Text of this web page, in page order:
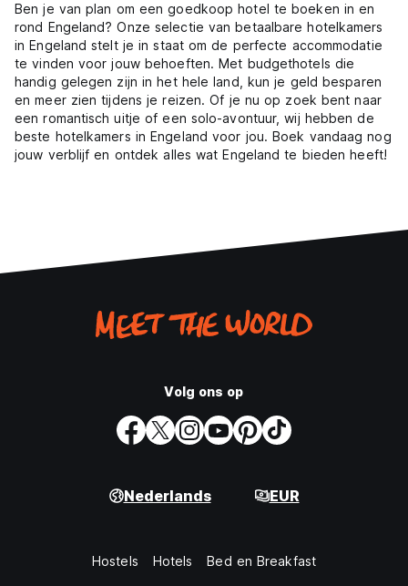
Ben je van plan om een goedkoop hotel te boeken in en
rond Engeland? Onze selectie van betaalbare hotelkamers
in Engeland stelt je in staat om de perfecte accommodatie
te vinden voor jouw behoeften. Met budgethotels die
handig gelegen zijn in het hele land, kun je geld besparen
en meer zien tijdens je reizen. Of je nu op zoek bent naar
een romantisch uitje of een solo-avontuur, wij hebben de
beste hotelkamers in Engeland voor jou. Boek vandaag nog
jouw verblijf en ontdek alles wat Engeland te bieden heeft!
Volg ons op
Nederlands EUR
Hostels Hotels Bed en Breakfast